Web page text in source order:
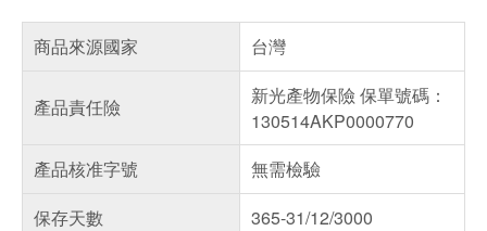
商品來源國家 台灣
產品責任險
新光產物保險 保單號碼：
130514AKP0000770
產品核准字號
無需檢驗
保存天數
365-31/12/3000